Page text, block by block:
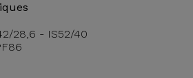
28,6 - IS52/40